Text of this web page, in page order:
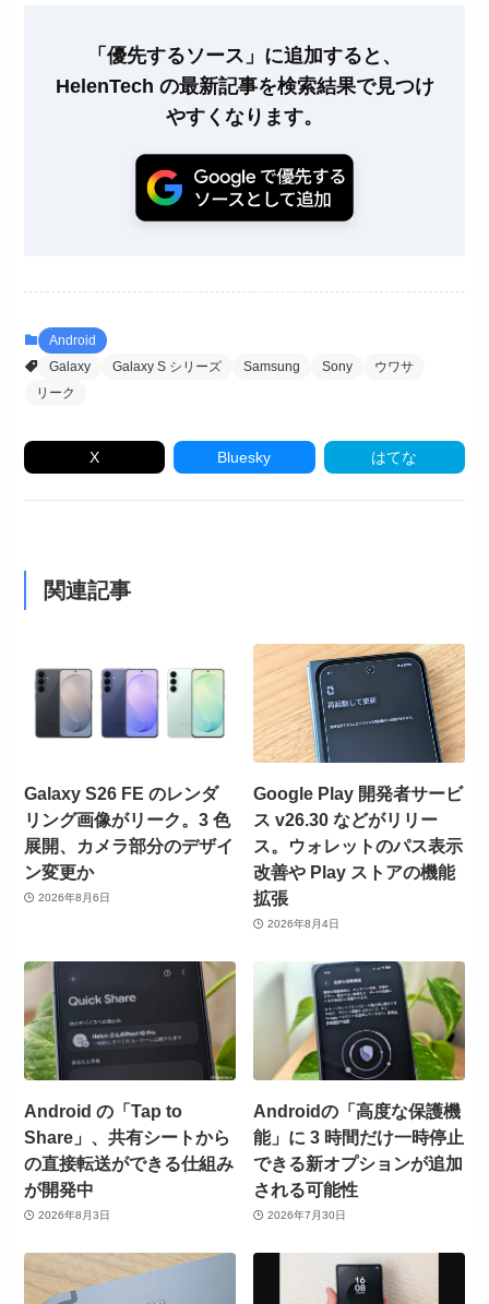
「優先するソース」に追加すると、
HelenTech の最新記事を検索結果で見つけ
やすくなります。
Android
Galaxy
Galaxy S シリーズ Samsung Sony
ウワサ
リーク
X Bluesky はてな
関連記事
Galaxy S26 FE のレンダ
リング画像がリーク。3 色
展開、カメラ部分のデザイ
ン変更か
2026年8月6日
Google Play 開発者サービ
ス v26.30 などがリリー
ス。ウォレットのパス表示
改善や Play ストアの機能
拡張
2026年8月4日
Android の「Tap to
Share」、共有シートから
の直接転送ができる仕組み
が開発中
2026年8月3日
Androidの「高度な保護機
能」に 3 時間だけ一時停止
できる新オプションが追加
される可能性
2026年7月30日